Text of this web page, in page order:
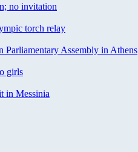
no invitation
torch relay
Parliamentary Assembly in Athens
girls
in Messinia